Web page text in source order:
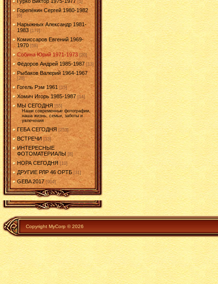
[1]
Горепёкин Сергей 1980-1982
[0]
Нарыжных Александр 1981-
1983 [172]
Комиссаров Евгений 1969-
1970 [58]
Собина Юрий 1971-1973 [20]
Фёдоров Андрей 1985-1987 [13]
Рыбаков Валерий 1964-1967
[28]
Гогель Рэм 1961 [15]
Хомич Игорь 1985-1987 [14]
МЫ СЕГОДНЯ [55]
Наши современные фотографии,
наша жизнь, семьи, заботы и
увлечения
ГЕБА СЕГОДНЯ [253]
ВСТРЕЧИ [33]
ИНТЕРЕСНЫЕ
ФОТОМАТЕРИАЛЫ [8]
НОРА СЕГОДНЯ [10]
ДРУГИЕ РЛР 46 ОРТБ [31]
GEBA 2017 [904]
Copyright MyCorp © 2026